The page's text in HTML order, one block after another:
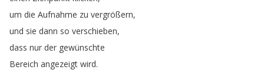
um die Aufnahme zu vergrößern,
und sie dann so verschieben,
dass nur der gewünschte
Bereich angezeigt wird.